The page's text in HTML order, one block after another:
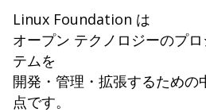
Linux Foundation は
オープン テクノロジーのプ
テムを
開発・管理・拡張するための
点です。